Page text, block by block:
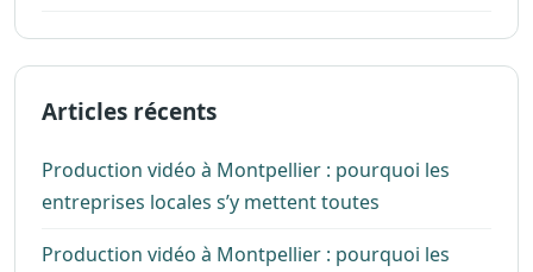
Articles récents
Production vidéo à Montpellier : pourquoi les
entreprises locales s’y mettent toutes
Production vidéo à Montpellier : pourquoi les